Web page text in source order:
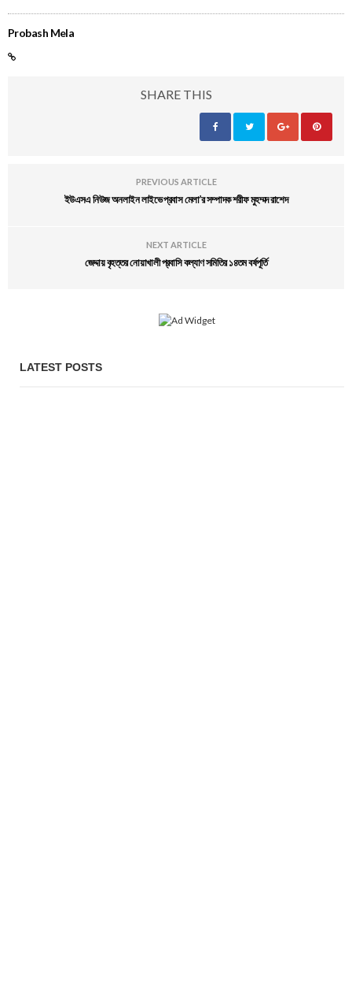
Probash Mela
SHARE THIS
PREVIOUS ARTICLE
ইউএসএ নিউজ অনলাইন লাইভে প্রবাস মেলা’র সম্পাদক শরীফ মুহম্মদ রাশেদ
NEXT ARTICLE
জেদ্দায় বৃহত্তর নোয়াখালী প্রবাসি কল্যাণ সমিতির ১৪তম বর্ষপূর্তি
LATEST POSTS